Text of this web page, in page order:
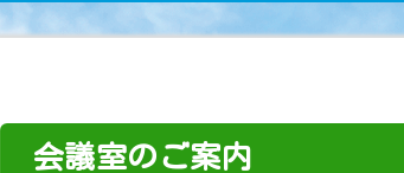
会議室のご案内